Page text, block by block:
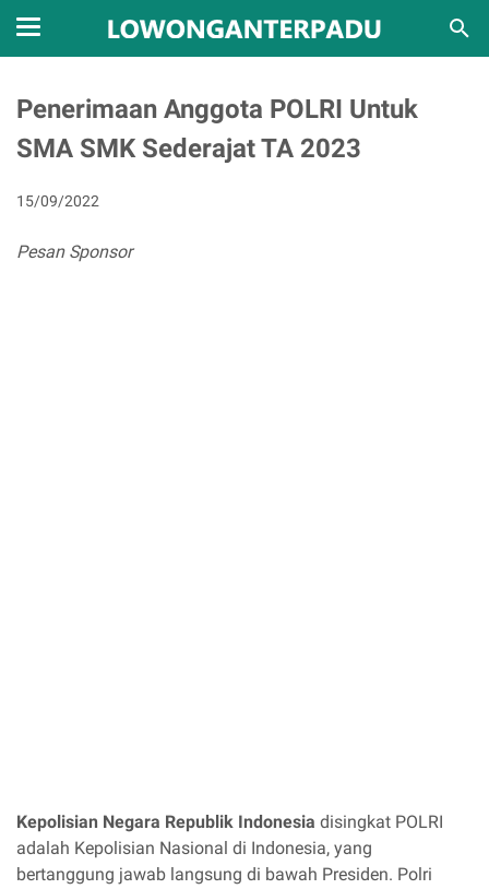
Penerimaan Anggota POLRI Untuk
SMA SMK Sederajat TA 2023
15/09/2022
Pesan Sponsor
Kepolisian Negara Republik Indonesia disingkat POLRI
adalah Kepolisian Nasional di Indonesia, yang
bertanggung jawab langsung di bawah Presiden. Polri